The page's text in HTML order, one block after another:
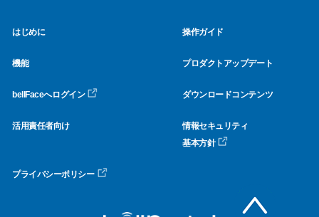
はじめに 操作ガイド
機能 プロダクトアップデート
bellFaceへログイン ダウンロードコンテンツ
活用責任者向け
情報セキュリティ
基本方針
プライバシーポリシー